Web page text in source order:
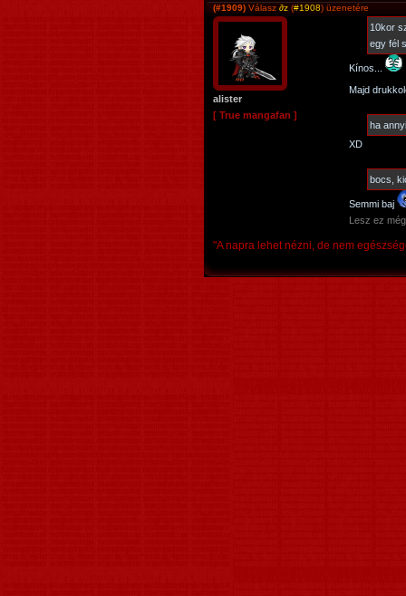
(#1909) Válasz ∂z (#1908) üzenetére
alister
[ True mangafan ]
10kor
egy fél
Kínos...
Majd
ha
XD
bocs,
Semmi baj
Lesz ez
"A napra lehet nézni, de nem